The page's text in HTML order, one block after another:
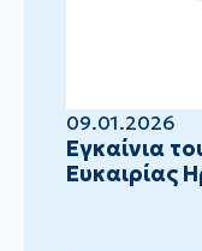
09.01.2026
Eγκαίνια
Ευκαιρίας